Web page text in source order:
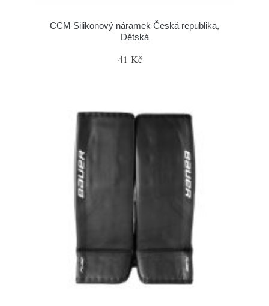
CCM Silikonový náramek Česká republika,
Dětská
41 Kč